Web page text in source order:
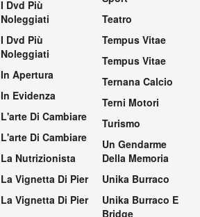
I Dvd Più
Noleggiati
I Dvd Più
Noleggiati
In Apertura
In Evidenza
L'arte Di Cambiare
L'arte Di Cambiare
La Nutrizionista
La Vignetta Di Pier
La Vignetta Di Pier
Teatro
Tempus Vitae
Tempus Vitae
Ternana Calcio
Terni Motori
Turismo
Un Gendarme
Della Memoria
Unika Burraco
Unika Burraco E
Bridge